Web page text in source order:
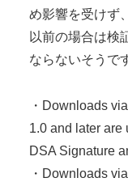
め影響を受けず
以前の場合は検
ならないそうで
・Downloads
1.0 and later are
DSA Signature
・Downloads